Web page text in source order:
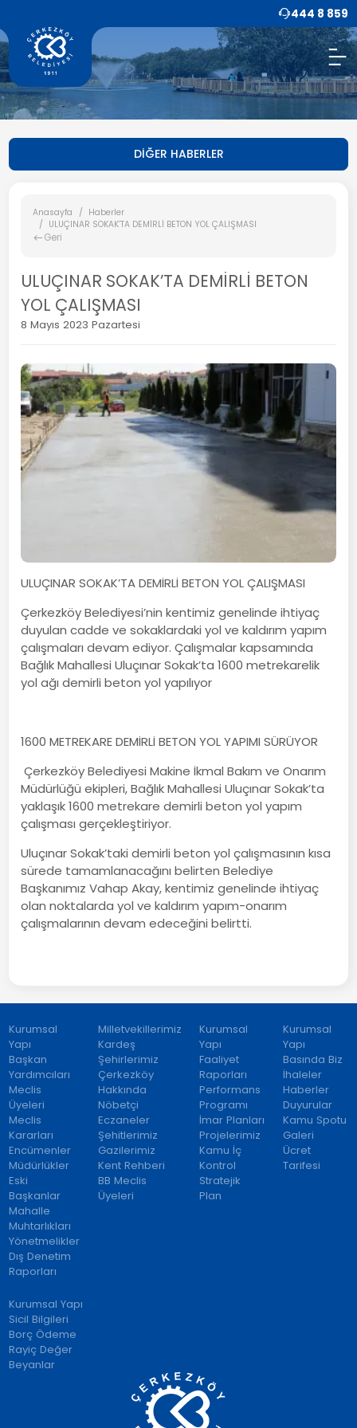
444 8 859
DİĞER HABERLER
Anasayfa
Haberler
ULUÇINAR SOKAK’TA DEMİRLİ BETON YOL ÇALIŞMASI
Geri
ULUÇINAR SOKAK’TA DEMİRLİ BETON
YOL ÇALIŞMASI
8 Mayıs 2023 Pazartesi
ULUÇINAR SOKAK’TA DEMİRLİ BETON YOL ÇALIŞMASI
Çerkezköy Belediyesi’nin kentimiz genelinde ihtiyaç
duyulan cadde ve sokaklardaki yol ve kaldırım yapım
çalışmaları devam ediyor. Çalışmalar kapsamında
Bağlık Mahallesi Uluçınar Sokak’ta 1600 metrekarelik
yol ağı demirli beton yol yapılıyor
1600 METREKARE DEMİRLİ BETON YOL YAPIMI SÜRÜYOR
Çerkezköy Belediyesi Makine İkmal Bakım ve Onarım
Müdürlüğü ekipleri, Bağlık Mahallesi Uluçınar Sokak’ta
yaklaşık 1600 metrekare demirli beton yol yapım
çalışması gerçekleştiriyor.
Uluçınar Sokak’taki demirli beton yol çalışmasının kısa
sürede tamamlanacağını belirten Belediye
Başkanımız Vahap Akay, kentimiz genelinde ihtiyaç
olan noktalarda yol ve kaldırım yapım-onarım
çalışmalarının devam edeceğini belirtti.
Kurumsal
Yapı
Başkan
Yardımcıları
Meclis
Üyeleri
Meclis
Kararları
Encümenler
Müdürlükler
Eski
Başkanlar
Mahalle
Muhtarlıkları
Yönetmelikler
Dış Denetim
Raporları
Milletvekillerimiz
Kardeş
Şehirlerimiz
Çerkezköy
Hakkında
Nöbetçi
Eczaneler
Şehitlerimiz
Gazilerimiz
Kent Rehberi
BB Meclis
Üyeleri
Kurumsal
Yapı
Faaliyet
Raporları
Performans
Programı
İmar Planları
Projelerimiz
Kamu İç
Kontrol
Stratejik
Plan
Kurumsal
Yapı
Basında Biz
İhaleler
Haberler
Duyurular
Kamu Spotu
Galeri
Ücret
Tarifesi
Kurumsal Yapı
Sicil Bilgileri
Borç Ödeme
Rayiç Değer
Beyanlar